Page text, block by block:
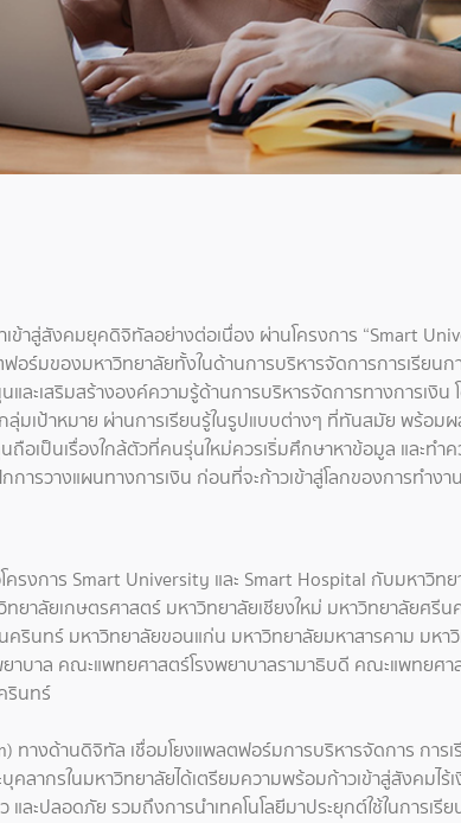
สู่สังคมยุคดิจิทัลอย่างต่อเนื่อง ผ่านโครงการ “Smart
ร์มของมหาวิทยาลัยทั้งในด้านการบริหารจัดการการเรียน
ะเสริมสร้างองค์ความรู้ด้านการบริหารจัดการทางการเงิ
มเป้าหมาย ผ่านการเรียนรู้ในรูปแบบต่างๆ ที่ทันสมัย พร้อม
ถือเป็นเรื่องใกล้ตัวที่คนรุ่นใหม่ควรเริ่มศึกษาหาข้อมูล และทำ
ารวางแผนทางการเงิน ก่อนที่จะก้าวเข้าสู่โลกของการทำงา
การ Smart University และ Smart Hospital กับมหาวิท
ยาลัยเกษตรศาสตร์ มหาวิทยาลัยเชียงใหม่ มหาวิทยาลัยศ
นทร์ มหาวิทยาลัยขอนแก่น มหาวิทยาลัยมหาสารคาม มห
บาล คณะแพทยศาสตร์โรงพยาบาลรามาธิบดี คณะแพทยศา
รินทร์
างด้านดิจิทัล เชื่อมโยงแพลตฟอร์มการบริหารจัดการ การเ
ากรในมหาวิทยาลัยได้เตรียมความพร้อมก้าวเข้าสู่สังคมไร้
ปลอดภัย รวมถึงการนำเทคโนโลยีมาประยุกต์ใช้ในการเรี